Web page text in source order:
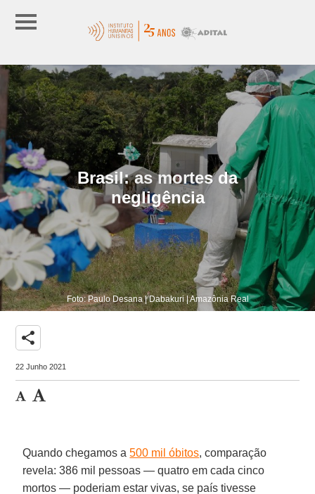
Brasil: as mortes da
negligência
Foto: Paulo Desana | Dabakuri | Amazônia Real
share
22 Junho 2021
Quando chegamos a500 mil óbitos, comparação
revela: 386 mil pessoas — quatro em cada cinco
mortos — poderiam estar vivas, se país tivesse